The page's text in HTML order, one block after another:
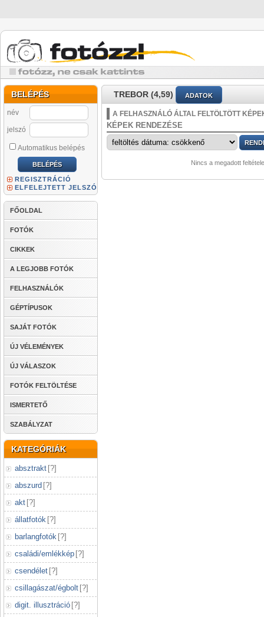
BELÉPÉS
név
jelszó
Automatikus belépés
REGISZTRÁCIÓ
ELFELEJTETT JELSZÓ
FŐOLDAL
FOTÓK
CIKKEK
A LEGJOBB FOTÓK
FELHASZNÁLÓK
GÉPTÍPUSOK
SAJÁT FOTÓK
ÚJ VÉLEMÉNYEK
ÚJ VÁLASZOK
FOTÓK FELTÖLTÉSE
ISMERTETŐ
SZABÁLYZAT
KATEGÓRIÁK
absztrakt [?]
abszurd [?]
akt [?]
állatfotók [?]
barlangfotók [?]
családi/emlékkép [?]
csendélet [?]
csillagászat/égbolt [?]
digit. illusztráció [?]
TREBOR (4,59) ADATOK
A FELHASZNÁLÓ ÁLTAL FELTÖLTÖTT
KÉPEK RENDEZÉSE
Nincs a megadott